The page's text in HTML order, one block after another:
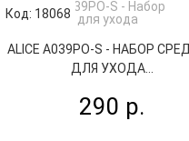
Код: 18068
ALICE A039PO-S - НАБОР
ДЛЯ УХОДА...
290 р.